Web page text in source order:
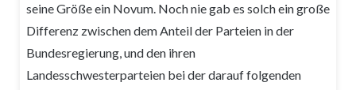
seine Größe ein Novum. Noch nie gab es solch ein große
Differenz zwischen dem Anteil der Parteien in der
Bundesregierung, und den ihren
Landesschwesterparteien bei der darauf folgenden